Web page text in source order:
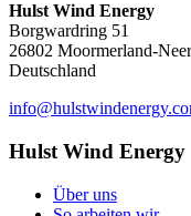
Hulst Wind Energy
Borgwardring 51
26802 Moormerland-
Deutschland
Hulst Wind Energy
Über uns